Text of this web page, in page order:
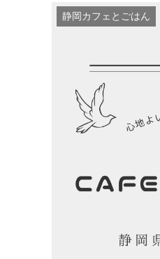
静岡カフェとごはん